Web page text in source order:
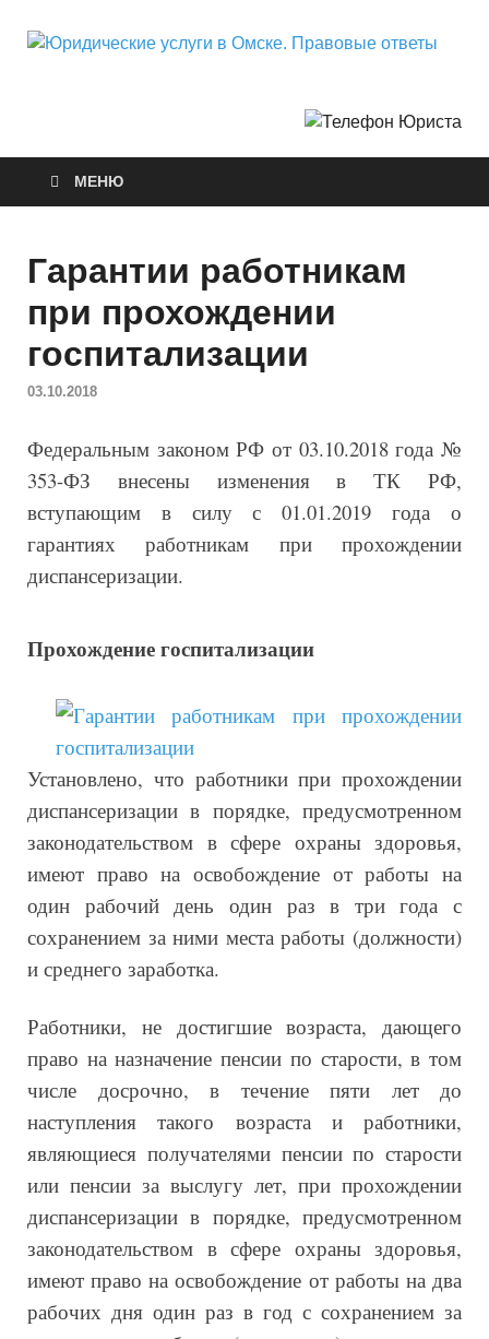
МЕНЮ
Гарантии работникам
при прохождении
госпитализации
03.10.2018
Федеральным законом РФ от 03.10.2018 года №
353-ФЗ внесены изменения в ТК РФ,
вступающим в силу с 01.01.2019 года о
гарантиях работникам при прохождении
диспансеризации.
Прохождение госпитализации
Установлено, что работники при прохождении
диспансеризации в порядке, предусмотренном
законодательством в сфере охраны здоровья,
имеют право на освобождение от работы на
один рабочий день один раз в три года с
сохранением за ними места работы (должности)
и среднего заработка.
Работники, не достигшие возраста, дающего
право на назначение пенсии по старости, в том
числе досрочно, в течение пяти лет до
наступления такого возраста и работники,
являющиеся получателями пенсии по старости
или пенсии за выслугу лет, при прохождении
диспансеризации в порядке, предусмотренном
законодательством в сфере охраны здоровья,
имеют право на освобождение от работы на два
рабочих дня один раз в год с сохранением за